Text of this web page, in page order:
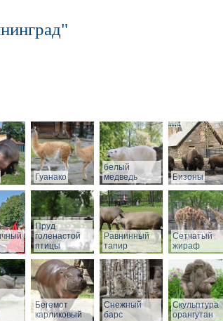
Гуанако
белый
медведь
Бизоны
Пруд
голенастой
птицы
Равнинный
тапир
Сетчатый
жираф
Бегемот
карликовый
Снежный
барс
Скульптура
орангутан